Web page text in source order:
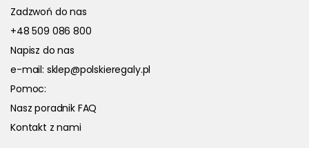
Zadzwoń do nas
+48 509 086 800
Napisz do nas
e-mail: sklep@polskieregaly.pl
Pomoc:
Nasz poradnik FAQ
Kontakt z nami